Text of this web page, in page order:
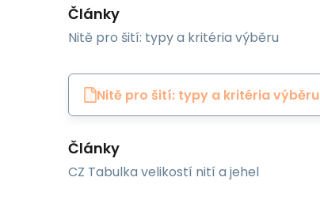
Články
Nitě pro šití: typy a kritéria výběru
Nitě pro šití: typy a kritéria výběru
Články
CZ Tabulka velikostí nití a jehel